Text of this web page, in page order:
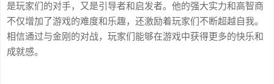
是玩家们的对手，又是引导者和启发者。他的强大实力和高智商
不仅增加了游戏的难度和乐趣，还激励着玩家们不断超越自我。
相信通过与金刚的对战，玩家们能够在游戏中获得更多的快乐和
成就感。